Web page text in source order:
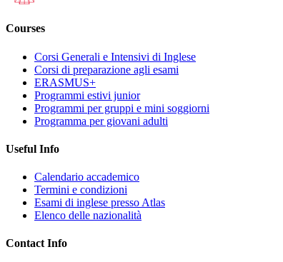
Courses
Corsi Generali e Intensivi di Inglese
Corsi di preparazione agli esami
ERASMUS+
Programmi estivi junior
Programmi per gruppi e mini soggiorni
Programma per giovani adulti
Useful Info
Calendario accademico
Termini e condizioni
Esami di inglese presso Atlas
Elenco delle nazionalità
Contact Info